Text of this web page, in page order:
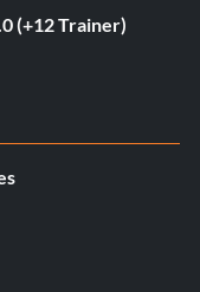
(+12 Trainer)